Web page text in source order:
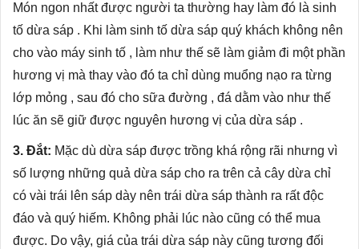
Món ngon nhất được người ta thường hay làm đó là sinh
tố dừa sáp . Khi làm sinh tố dừa sáp quý khách không nên
cho vào máy sinh tố , làm như thế sẽ làm giảm đi một phần
hương vị mà thay vào đó ta chỉ dùng muổng nạo ra từng
lớp mỏng , sau đó cho sữa đường , đá dằm vào như thế
lúc ăn sẽ giữ được nguyên hương vị của dừa sáp .
3. Đắt: Mặc dù dừa sáp được trồng khá rộng rãi nhưng vì
số lượng những quả dừa sáp cho ra trên cả cây dừa chỉ
có vài trái lên sáp dày nên trái dừa sáp thành ra rất độc
đáo và quý hiếm. Không phải lúc nào cũng có thể mua
được. Do vậy, giá của trái dừa sáp này cũng tương đối